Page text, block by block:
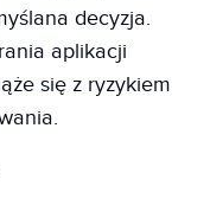
decyzja.
aplikacji
się z ryzykiem